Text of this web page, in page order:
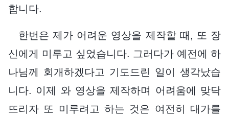
합니다.
한번은 제가 어려운 영상을 제작할 때, 또 장
신에게 미루고 싶었습니다. 그러다가 예전에 하
나님께 회개하겠다고 기도드린 일이 생각났습
니다. 이제 와 영상을 제작하며 어려움에 맞닥
뜨리자 또 미루려고 하는 것은 여전히 대가를